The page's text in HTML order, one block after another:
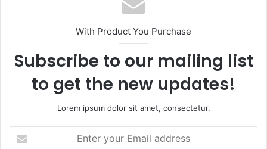
With Product You Purchase
Subscribe to our mailing list
to get the new updates!
Lorem ipsum dolor sit amet, consectetur.
your